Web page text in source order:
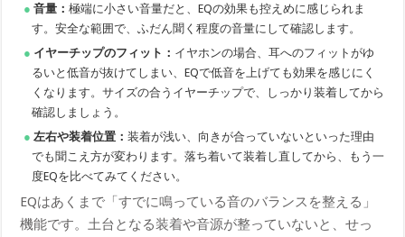
音量：極端に小さい音量だと、EQの効果も控えめに感じられま
す。安全な範囲で、ふだん聞く程度の音量にして確認します。
イヤーチップのフィット： イヤホンの場合、耳へのフィットがゆ
るいと低音が抜けてしまい、EQで低音を上げても効果を感じにく
くなります。サイズの合うイヤーチップで、しっかり装着してから
確認しましょう。
左右や装着位置：装着が浅い、向きが合っていないといった理由
でも聞こえ方が変わります。落ち着いて装着し直してから、もう一
度EQを比べてみてください。
EQはあくまで「すでに鳴っている音のバランスを整える」
機能です。土台となる装着や音源が整っていないと、せっ